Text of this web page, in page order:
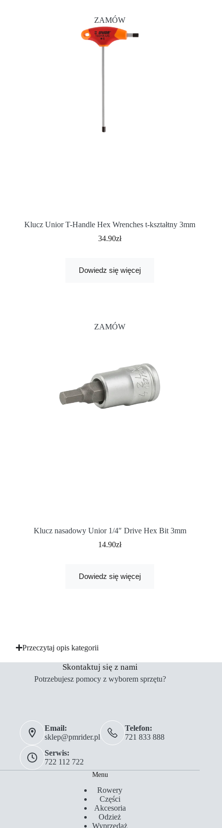
ZAMÓW
Klucz Unior T-Handle Hex Wrenches t-kształtny 3mm
34.90zł
Dowiedz się więcej
ZAMÓW
Klucz nasadowy Unior 1/4″ Drive Hex Bit 3mm
14.90zł
Dowiedz się więcej
Przeczytaj opis kategorii
Skontaktuj się z nami
Potrzebujesz pomocy z wyborem sprzętu?
Email:
sklep@pmrider.pl
Telefon:
721 833 888
Serwis:
722 112 722
Menu
Rowery
Części
Akcesoria
Odzież
Wyprzedaż